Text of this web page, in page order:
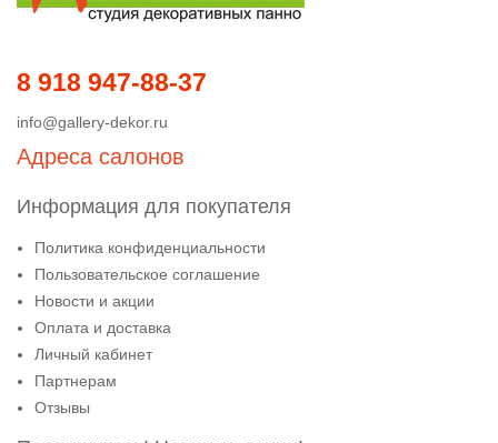
8 918 947-88-37
info@gallery-dekor.ru
Адреса салонов
Информация для покупателя
Политика конфиденциальности
Пользовательское соглашение
Новости и акции
Оплата и доставка
Личный кабинет
Партнерам
Отзывы